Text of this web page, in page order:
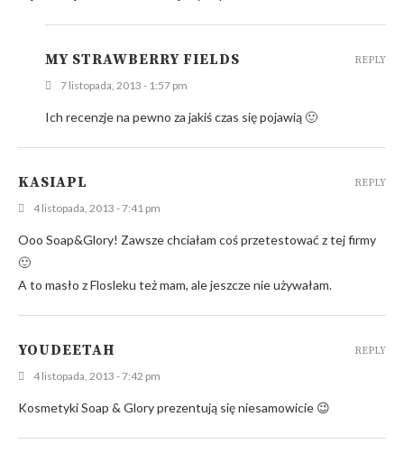
MY STRAWBERRY FIELDS
7 listopada, 2013 - 1:57 pm
Ich recenzje na pewno za jakiś czas się pojawią 🙂
REPLY
KASIAPL
4 listopada, 2013 - 7:41 pm
Ooo Soap&Glory! Zawsze chciałam coś przetestować z tej firmy
🙂
A to masło z Flosleku też mam, ale jeszcze nie używałam.
REPLY
YOUDEETAH
4 listopada, 2013 - 7:42 pm
Kosmetyki Soap & Glory prezentują się niesamowicie 😉
REPLY